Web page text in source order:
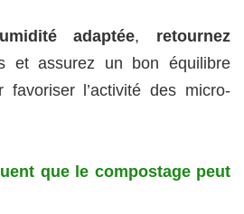
adaptée, retournez
et assurez un bon équilibre
favoriser l’activité des micro-
que le compostage peut